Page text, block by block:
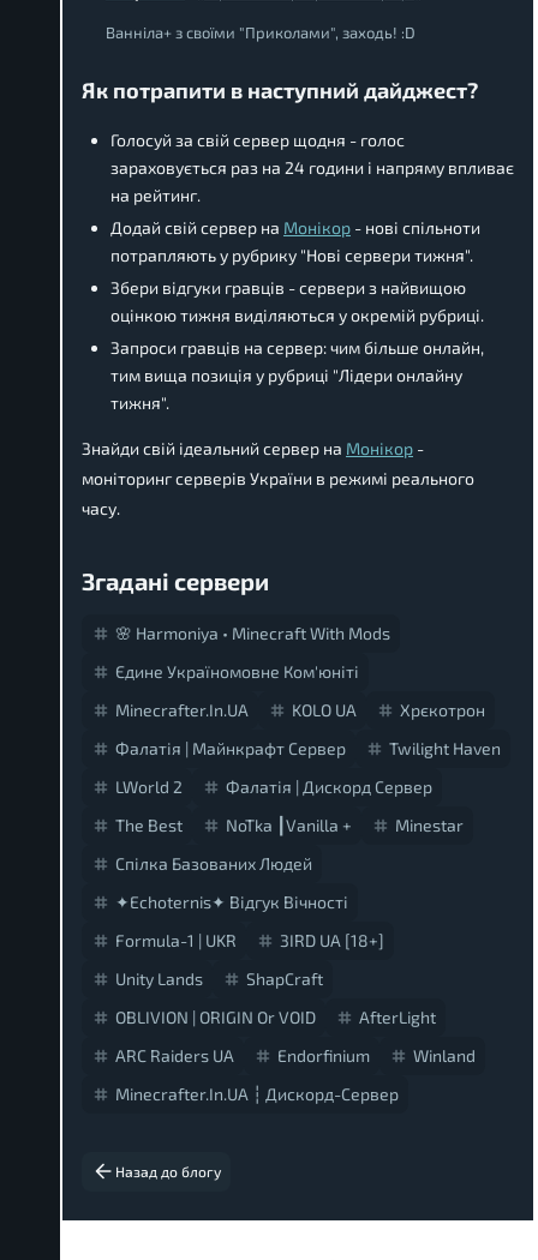
Ванніла+ з своїми "Приколами", заходь! :D
Як потрапити в наступний дайджест?
Голосуй за свій сервер щодня - голос
зараховується раз на 24 години і напряму впливає
на рейтинг.
Додай свій сервер на Монікор - нові спільноти
потрапляють у рубрику "Нові сервери тижня".
Збери відгуки гравців - сервери з найвищою
оцінкою тижня виділяються у окремій рубриці.
Запроси гравців на сервер: чим більше онлайн,
тим вища позиція у рубриці "Лідери онлайну
тижня".
Знайди свій ідеальний сервер на Монікор -
моніторинг серверів України в режимі реального
часу.
Згадані сервери
🌸 Harmoniya • Minecraft With Mods
Єдине Україномовне Ком'юніті
Minecrafter.in.UA
KOLO UA
Хрєкотрон
Фалатія | Майнкрафт Сервер
Twilight Haven
LWorld 2
Фалатія | Дискорд Сервер
The Best
NoTka ┃vanilla +
Minestar
Спілка Базованих Людей
✦Echoternis✦ Відгук Вічності
Formula-1 | UKR
3IRD UA [18+]
Unity Lands
ShapCraft
OBLIVION | ORIGIN Or VOID
AfterLight
ARC Raiders UA
Endorfinium
Winland
Minecrafter.in.UA ┆ Дискорд-Сервер
Назад до блогу